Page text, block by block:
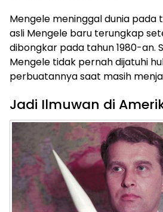
Mengele meninggal dunia pada
asli Mengele baru terungkap
dibongkar pada tahun 1980-an.
Mengele tidak pernah dijatuhi
perbuatannya saat masih
Jadi Ilmuwan di